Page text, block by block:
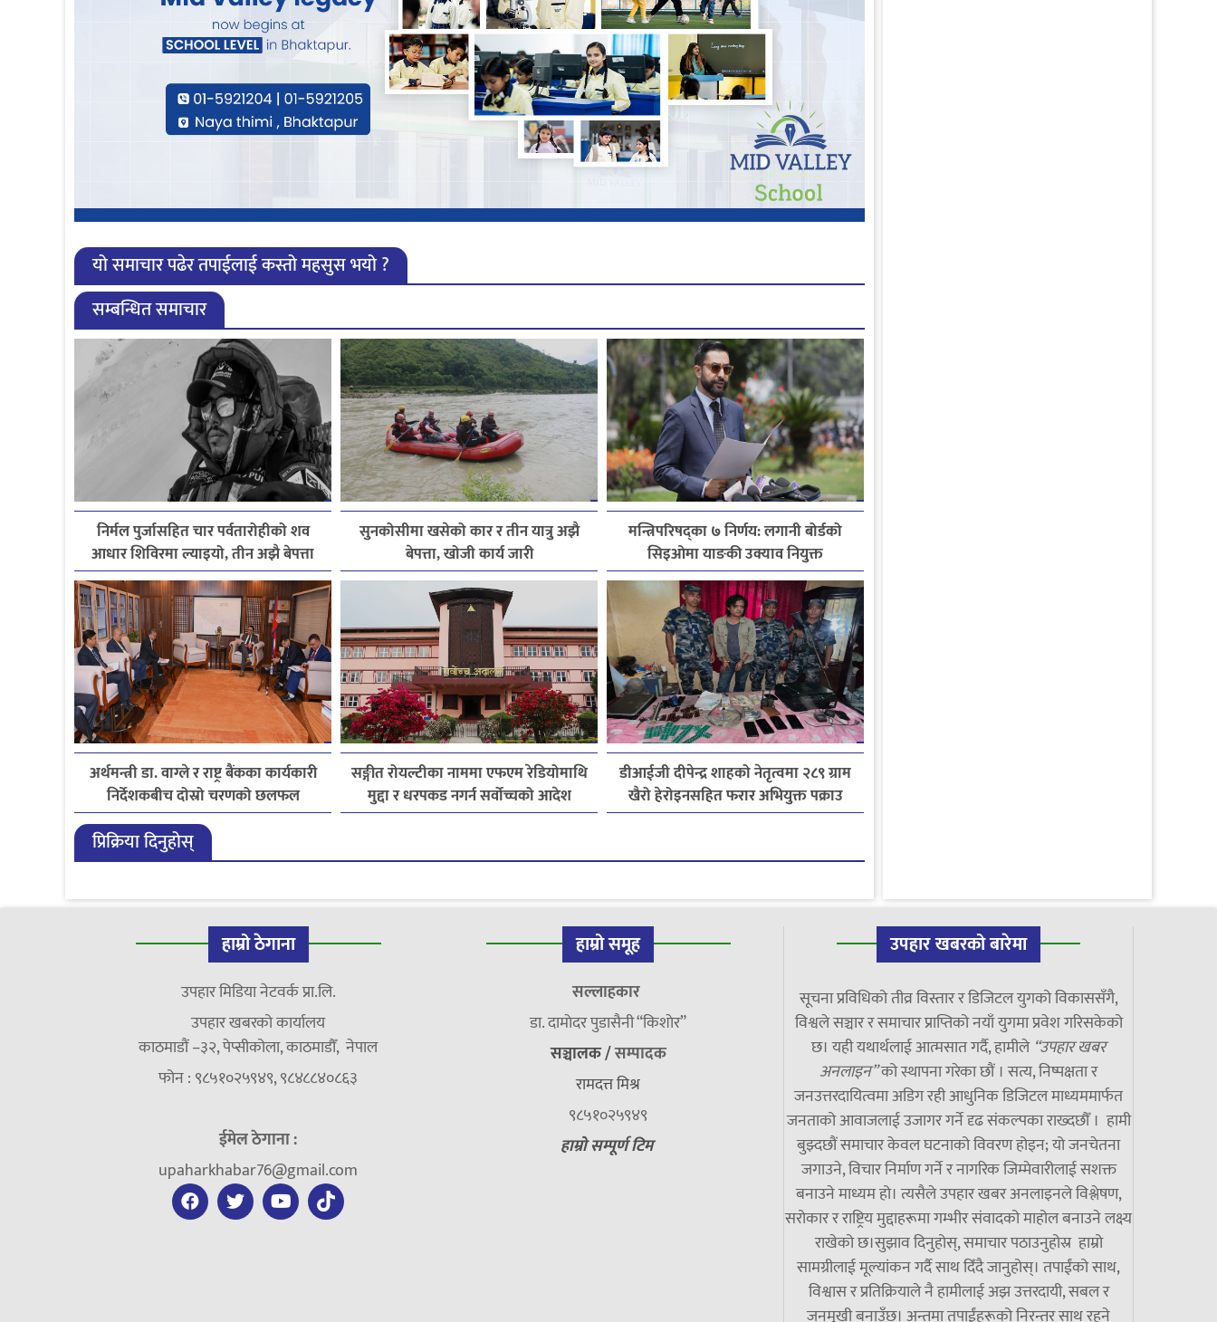
यो समाचार पढेर तपाईलाई कस्तो महसुस भयो ?
सम्बन्धित समाचार
निर्मल पुर्जासहित चार पर्वतारोहीको शव
आधार शिविरमा ल्याइयो, तीन अझै बेपत्ता
सुनकोसीमा खसेको कार र तीन यात्रु अझै
बेपत्ता, खोजी कार्य जारी
मन्त्रिपरिषद्का ७ निर्णय: लगानी बोर्डको
सिइओमा याङकी उक्याव नियुक्त
अर्थमन्त्री डा. वाग्ले र राष्ट्र बैंकका कार्यकारी
निर्देशकबीच दोस्रो चरणको छलफल
सङ्गीत रोयल्टीका नाममा एफएम रेडियोमाथि
मुद्दा र धरपकड नगर्न सर्वोच्चको आदेश
डीआईजी दीपेन्द्र शाहको नेतृत्वमा २८९ ग्राम
खैरो हेरोइनसहित फरार अभियुक्त पक्राउ
प्रिक्रिया दिनुहोस्
हाम्रो ठेगाना
उपहार मिडिया नेटवर्क प्रा.लि.
उपहार खबरको कार्यालय
काठमाडौं –३२, पेप्सीकोला, काठमाडौँ, नेपाल
फोन : ९८५१०२५९४९, ९८४८८४०८६३
ईमेल ठेगाना :
upaharkhabar76@gmail.com
हाम्रो समूह
सल्लाहकार
डा. दामाेदर पुडासैनी “किशाेर”
सञ्चालक /सम्पादक
रामदत्त मिश्र
९८५१०२५९४९
हाम्रो सम्पूर्ण टिम
उपहार खबरको बारेमा
सूचना प्रविधिको तीव्र विस्तार र डिजिटल युगको विकाससँगै,
विश्वले सञ्चार र समाचार प्राप्तिको नयाँ युगमा प्रवेश गरिसकेको
छ। यही यथार्थलाई आत्मसात गर्दै, हामीले “उपहार खबर
अनलाइन”को स्थापना गरेका छौं । सत्य, निष्पक्षता र
जनउत्तरदायित्वमा अडिग रही आधुनिक डिजिटल माध्यममार्फत
जनताको आवाजलाई उजागर गर्ने दृढ संकल्पका राख्दछौँ । हामी
बुझ्दछौं समाचार केवल घटनाको विवरण होइन; यो जनचेतना
जगाउने, विचार निर्माण गर्ने र नागरिक जिम्मेवारीलाई सशक्त
बनाउने माध्यम हो। त्यसैले उपहार खबर अनलाइनले विश्लेषण,
सरोकार र राष्ट्रिय मुद्दाहरूमा गम्भीर संवादको माहोल बनाउने लक्ष्य
राखेको छ।सुझाव दिनुहोस्, समाचार पठाउनुहोस्र हाम्रो
सामग्रीलाई मूल्यांकन गर्दै साथ दिँदै जानुहोस्। तपाईंको साथ,
विश्वास र प्रतिक्रियाले नै हामीलाई अझ उत्तरदायी, सबल र
जनमुखी बनाउँछ। अन्तमा तपाईंहरूको निरन्तर साथ रहने